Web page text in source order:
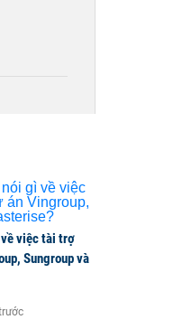
về việc tài trợ
Sungroup và